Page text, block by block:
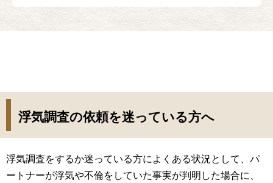
浮気調査の依頼を迷っている方へ
浮気調査をするか迷っている方によくある状況として、パ
ートナーが浮気や不倫をしていた事実が判明した場合に、